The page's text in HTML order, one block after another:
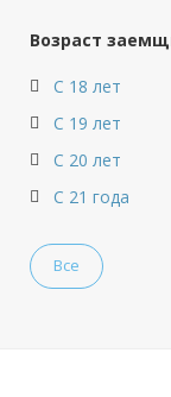
Возраст
С 18 лет
С 19 лет
С 20 лет
С 21 года
Все